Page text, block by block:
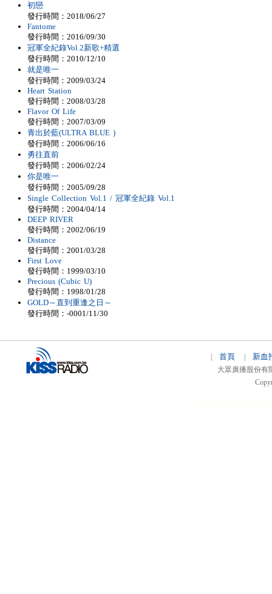
初戀
發行時間：2018/06/27
Fantome
發行時間：2016/09/30
冠軍全紀錄Vol.2新歌+精選
發行時間：2010/12/10
就是唯一
發行時間：2009/03/24
Heart Station
發行時間：2008/03/28
Flavor Of Life
發行時間：2007/03/09
青出於藍(ULTRA BLUE )
發行時間：2006/06/16
勇往直前
發行時間：2006/02/24
你是唯一
發行時間：2005/09/28
Single Collection Vol.1 / 冠軍全紀錄 Vol.1
發行時間：2004/04/14
DEEP RIVER
發行時間：2002/06/19
Distance
發行時間：2001/03/28
First Love
發行時間：1999/03/10
Precious (Cubic U)
發行時間：1998/01/28
GOLD～直到重逢之日～
發行時間：-0001/11/30
| 首頁| 新血
大眾廣播股份有